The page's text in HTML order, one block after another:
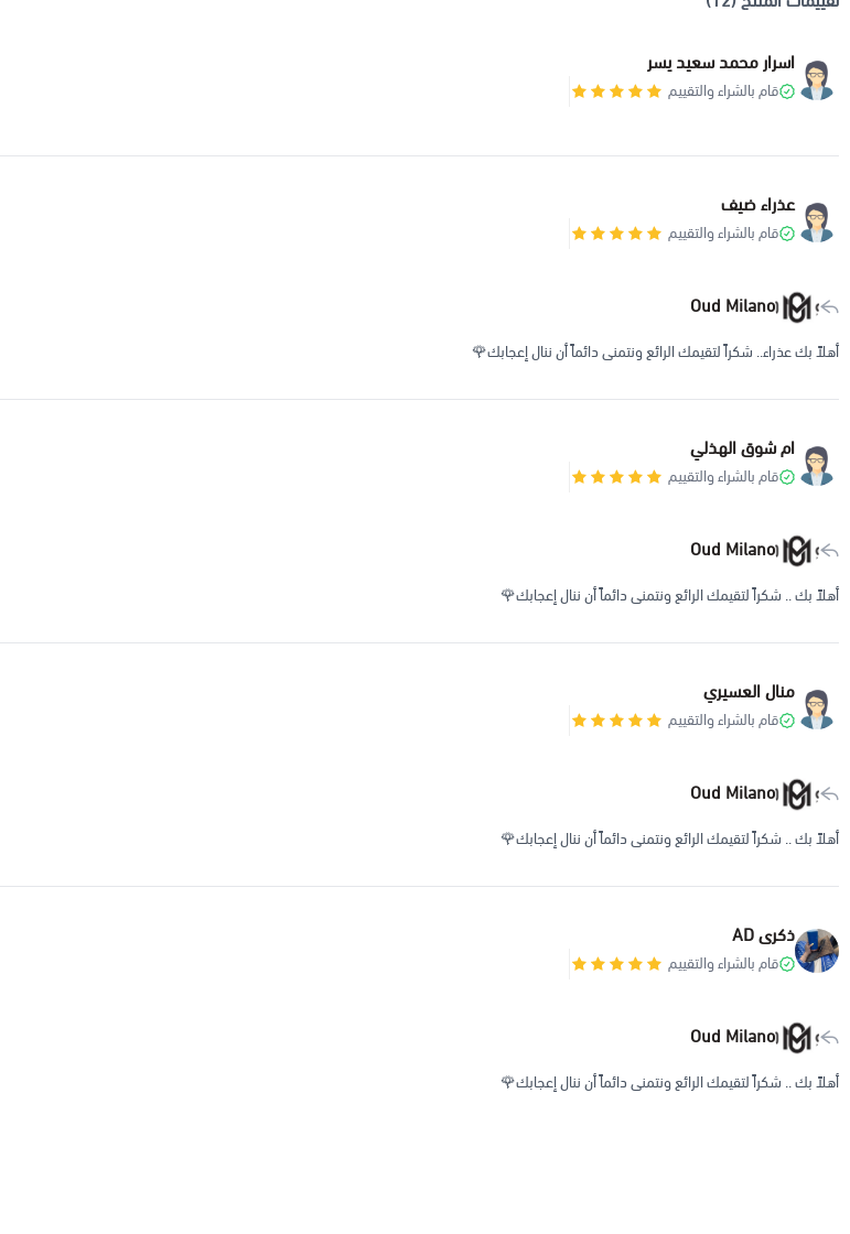
اسرار محمد سعيد يسر
قام بالشراء والتقييم
عذراء ضيف
قام بالشراء والتقييم
Oud Milano
أهلاً بك عذراء.. شكراً لتقيمك الرائع ونتمنى دائماً أن ننال إعجابك🌹
ام شوق الهذلي
قام بالشراء والتقييم
Oud Milano
أهلاً بك .. شكراً لتقيمك الرائع ونتمنى دائماً أن ننال إعجابك🌹
منال العسيري
قام بالشراء والتقييم
Oud Milano
أهلاً بك .. شكراً لتقيمك الرائع ونتمنى دائماً أن ننال إعجابك🌹
ذكرى AD
قام بالشراء والتقييم
Oud Milano
أهلاً بك .. شكراً لتقيمك الرائع ونتمنى دائماً أن ننال إعجابك🌹